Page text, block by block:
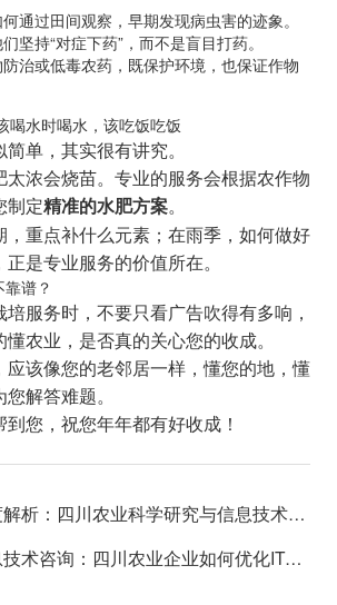
通过田间观察，早期发现病虫害的迹象。
坚持“对症下药”，而不是盲目打药。
治或低毒农药，既保护环境，也保证作物
喝水时喝水，该吃饭吃饭
单，其实很有讲究。
太浓会烧苗。专业的服务会根据农作物
制定精准的水肥方案。
，重点补什么元素；在雨季，如何做好
是专业服务的价值所在。
谱？
服务时，不要只看广告吹得有多响，
农业，是否真的关心您的收成。
应该像您的老邻居一样，懂您的地，懂
解答难题。
您，祝您年年都有好收成！
深度解析：四川农业科学研究与信息技术咨询的未来发展趋势
信息技术咨询：四川农业企业如何优化IT基础设施？